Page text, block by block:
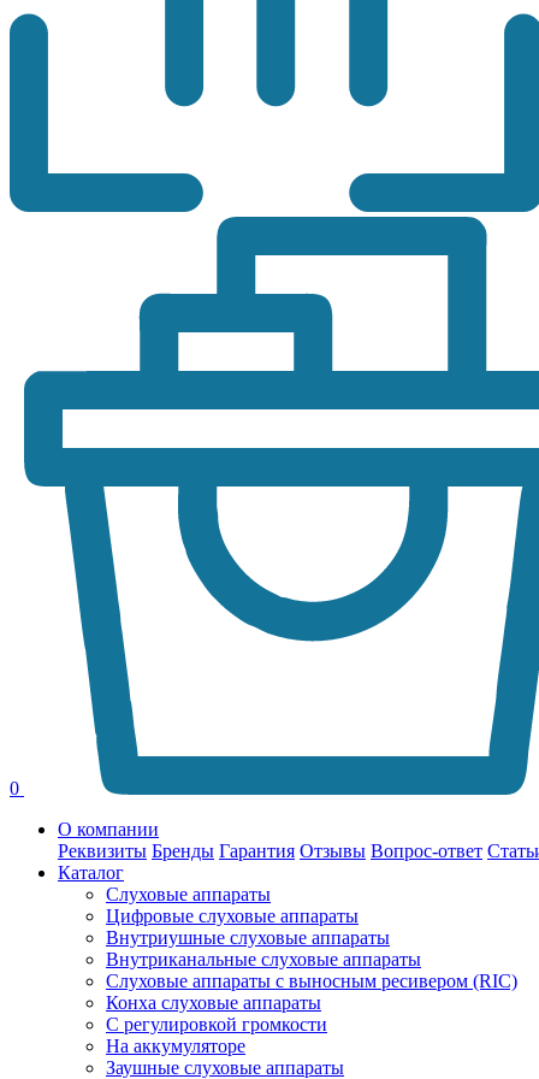
0
О компании
Реквизиты Бренды Гарантия Отзывы Вопрос-ответ
Каталог
Слуховые аппараты
Цифровые слуховые аппараты
Внутриушные слуховые аппараты
Внутриканальные слуховые аппараты
Слуховые аппараты с выносным ресивером (RIC)
Конха слуховые аппараты
С регулировкой громкости
На аккумуляторе
Заушные слуховые аппараты